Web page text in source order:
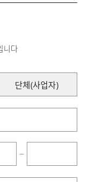
니다
단체(사업자)
−